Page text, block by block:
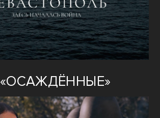
«ОСАЖДЁННЫЕ»